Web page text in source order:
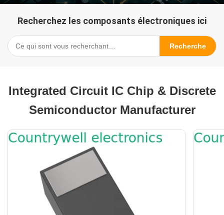
Recherchez les composants électroniques ici
Recherche
Integrated Circuit IC Chip & Discrete
Semiconductor Manufacturer